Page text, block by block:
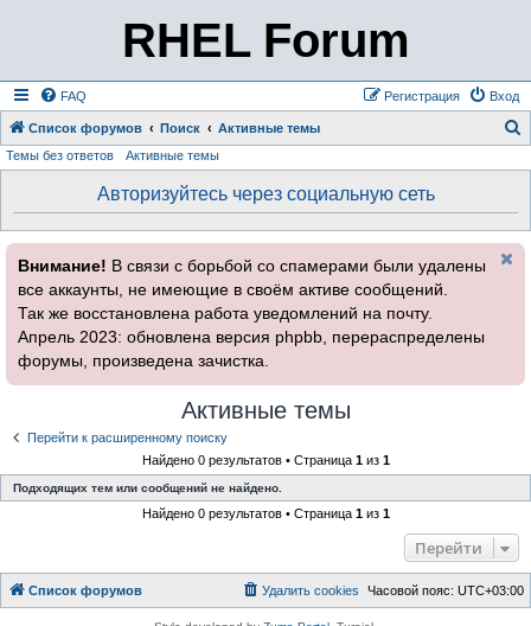
RHEL Forum
FAQ Вход
Регистрация
Список форумов Поиск Активные темы
Темы без ответов Активные темы
Авторизуйтесь через социальную сеть
Внимание! В связи с борьбой со спамерами были удалены
все аккаунты, не имеющие в своём активе сообщений.
Так же восстановлена работа уведомлений на почту.
Апрель 2023: обновлена версия phpbb, перераспределены
форумы, произведена зачистка.
Активные темы
Перейти к расширенному поиску
Найдено 0 результатов • Страница 1из 1
Подходящих тем или сообщений не найдено.
Найдено 0 результатов • Страница 1из 1
Перейти
Список форумов Часовой пояс: UTC+03:00
Удалить cookies